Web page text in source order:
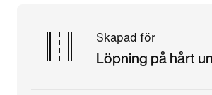
Skapad för
Löpning på hårt